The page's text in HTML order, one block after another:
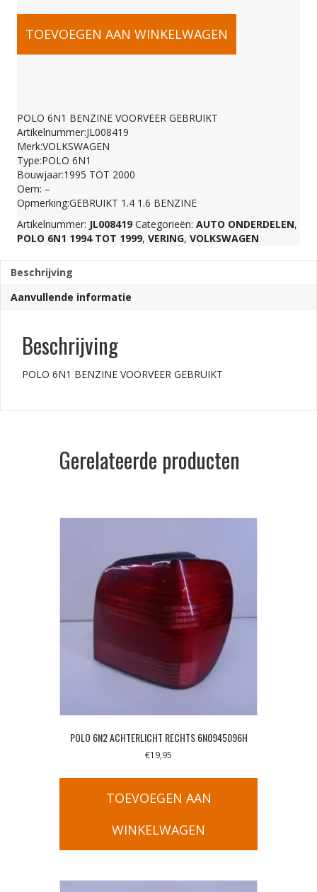
POLO
BENZINE
VOORVEER
GEBRUIKT
aantal
TOEVOEGEN AAN WINKELWAGEN
POLO 6N1 BENZINE VOORVEER GEBRUIKT
Artikelnummer:JL008419
Merk:VOLKSWAGEN
Type:POLO 6N1
Bouwjaar:1995 TOT 2000
Oem: –
Opmerking:GEBRUIKT 1.4 1.6 BENZINE
Artikelnummer: JL008419 Categorieën: AUTO ONDERDELEN,
POLO 6N1 1994 TOT 1999, VERING, VOLKSWAGEN
Beschrijving
Aanvullende informatie
Beschrijving
POLO 6N1 BENZINE VOORVEER GEBRUIKT
Gerelateerde producten
POLO 6N2 ACHTERLICHT RECHTS 6N0945096H
€19,95
TOEVOEGEN AAN
WINKELWAGEN